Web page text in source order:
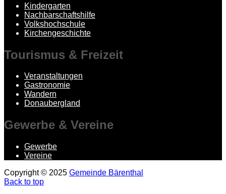
Kindergarten
Nachbarschaftshilfe
Volkshochschule
Kirchengeschichte
Tourismus & Freizeit
Veranstaltungen
Gastronomie
Wandern
Donaubergland
Gewerbe & Vereine
Gewerbe
Vereine
Copyright © 2025 Gemeinde Bärenthal
Back to top